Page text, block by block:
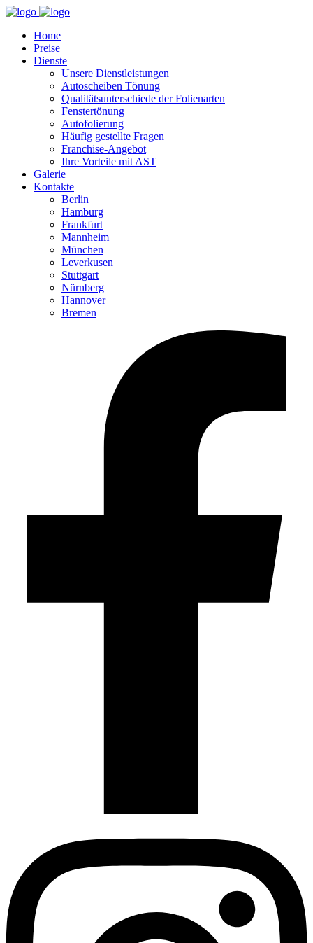
Home
Preise
Dienste
Unsere Dienstleistungen
Autoscheiben Tönung
Qualitätsunterschiede der Folienarten
Fenstertönung
Autofolierung
Häufig gestellte Fragen
Franchise-Angebot
Ihre Vorteile mit AST
Galerie
Kontakte
Berlin
Hamburg
Frankfurt
Mannheim
München
Leverkusen
Stuttgart
Nürnberg
Hannover
Bremen